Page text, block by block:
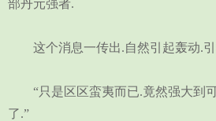
部丹元强者.
这个消息一传出.自然引起轰动.引
“只是区区蛮夷而已.竟然强大到
了.”